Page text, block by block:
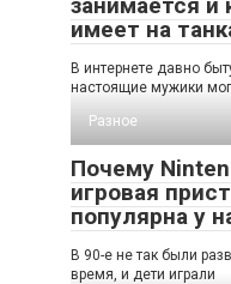
имеет на
В интернете давно
настоящие мужики
Разное
Почему
игровая
популярна у
В 90-е не так были
время, и дети играли